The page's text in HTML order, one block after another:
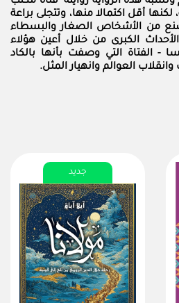
لكنها أقل اكتمالا منها، وتتجلى براعة
من الأشخاص الصغار والبسطاء
الأحداث الكبرى من خلال أعين هؤلاء
- الفتاة التي وصفت بأنها بالكاد
العوالم وانهيار المثل.
جديد